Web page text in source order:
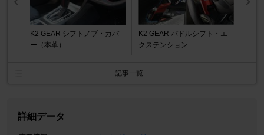
K2 GEAR シフトノブ・カバ
ー（本革）
K2 GEAR パドルシフト・エ
クステンション
記事一覧
詳細データ